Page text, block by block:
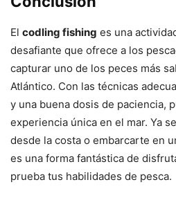
El codling fishing es una
desafiante que ofrece a los
capturar uno de los peces más
Atlántico. Con las técnicas
y una buena dosis de paciencia,
experiencia única en el mar. Ya
desde la costa o embarcarte en
es una forma fantástica de
prueba tus habilidades de pesca.